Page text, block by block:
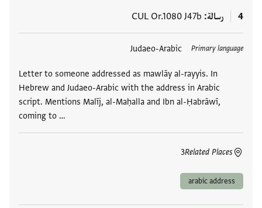
4 رسالة CUL Or.1080 J47b
Primary language
Judaeo-Arabic
Letter to someone addressed as mawlāy al-rayyis. In
Hebrew and Judaeo-Arabic with the address in Arabic
script. Mentions Malīj, al-Maḥalla and Ibn al-Ḥabrāwī,
coming to …
Related Places
3
العلامات
arabic address